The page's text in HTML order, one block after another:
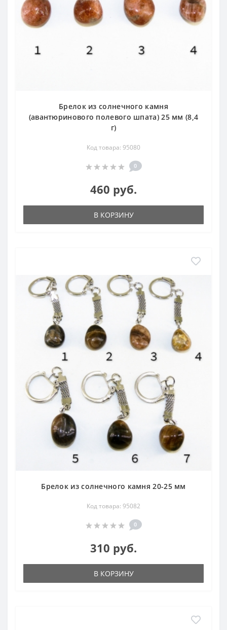
Брелок из солнечного камня
(авантюринового полевого шпата) 25 мм (8,4
г)
Код товара: 95080
0
460 руб.
В КОРЗИНУ
Брелок из солнечного камня 20-25 мм
Код товара: 95082
0
310 руб.
В КОРЗИНУ